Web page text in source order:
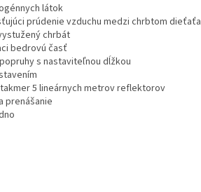
látok
prúdenie vzduchu medzi chrbtom
chrbát
bedrovú časť
s nastaviteľnou dĺžkou
5 lineárnych metrov reflektorov
prenášanie